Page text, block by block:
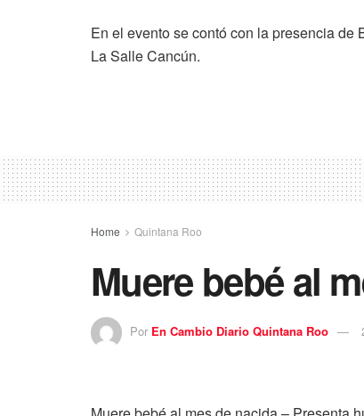
En el evento se contó con la presencia
La Salle Cancún.
Home Quintana Roo
Muere bebé al
Por En Cambio Diario Quintana Roo